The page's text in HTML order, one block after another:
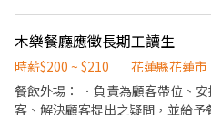
負責結帳、收銀等工作。 餐飲內
前與烹飪中之準備工作與其他餐廳
切各種食材。 ．負責清理工作環
所需要的食材。 ．協助測量食材
木樂餐廳應徵長期工讀生
時薪$200 ~ $210
花蓮縣花蓮市
餐飲外場： ．負責為顧客帶位、
客、解決顧客提出之疑問，並給